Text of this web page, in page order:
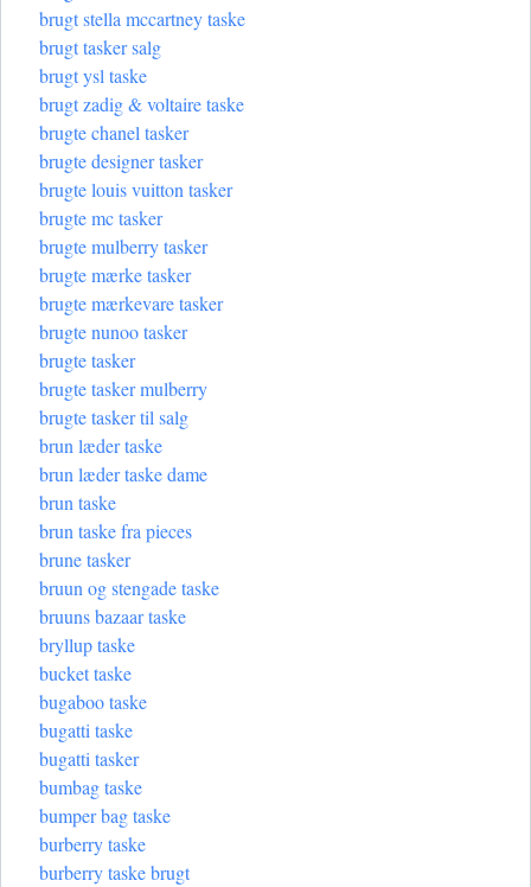
brugt stella mccartney taske
brugt tasker salg
brugt ysl taske
brugt zadig & voltaire taske
brugte chanel tasker
brugte designer tasker
brugte louis vuitton tasker
brugte mc tasker
brugte mulberry tasker
brugte mærke tasker
brugte mærkevare tasker
brugte nunoo tasker
brugte tasker
brugte tasker mulberry
brugte tasker til salg
brun læder taske
brun læder taske dame
brun taske
brun taske fra pieces
brune tasker
bruun og stengade taske
bruuns bazaar taske
bryllup taske
bucket taske
bugaboo taske
bugatti taske
bugatti tasker
bumbag taske
bumper bag taske
burberry taske
burberry taske brugt